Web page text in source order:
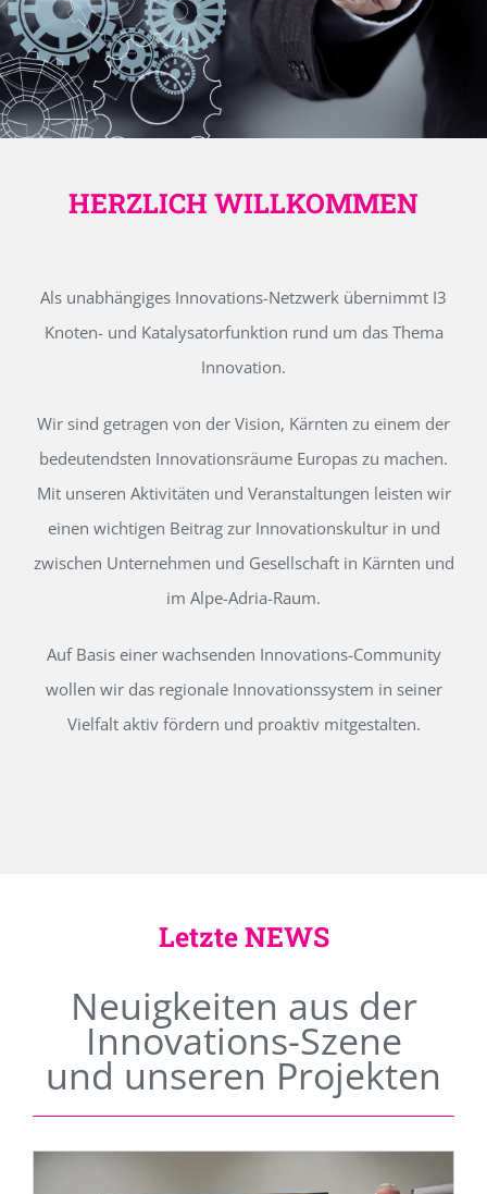
HERZLICH WILLKOMMEN
Als unabhängiges Innovations-Netzwerk übernimmt I3
Knoten- und Katalysatorfunktion rund um das Thema
Innovation.
Wir sind getragen von der Vision, Kärnten zu einem der
bedeutendsten Innovationsräume Europas zu machen.
Mit unseren Aktivitäten und Veranstaltungen leisten wir
einen wichtigen Beitrag zur Innovationskultur in und
zwischen Unternehmen und Gesellschaft in Kärnten und
im Alpe-Adria-Raum.
Auf Basis einer wachsenden Innovations-Community
wollen wir das regionale Innovationssystem in seiner
Vielfalt aktiv fördern und proaktiv mitgestalten.
Letzte NEWS
Neuigkeiten aus der
Innovations-Szene
und unseren Projekten